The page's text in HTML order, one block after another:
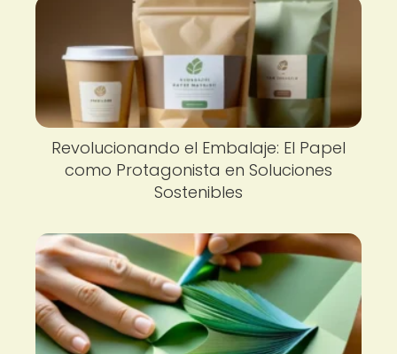
Revolucionando el Embalaje: El Papel
como Protagonista en Soluciones
Sostenibles